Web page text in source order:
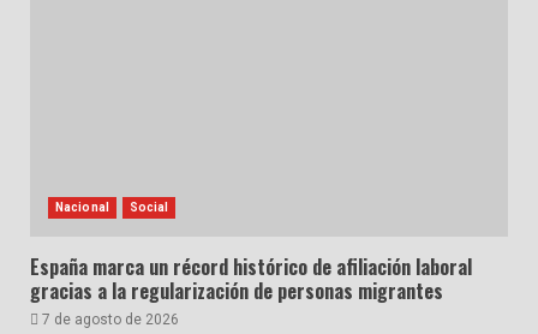
Nacional Social
España marca un récord histórico de afiliación laboral
gracias a la regularización de personas migrantes
7 de agosto de 2026